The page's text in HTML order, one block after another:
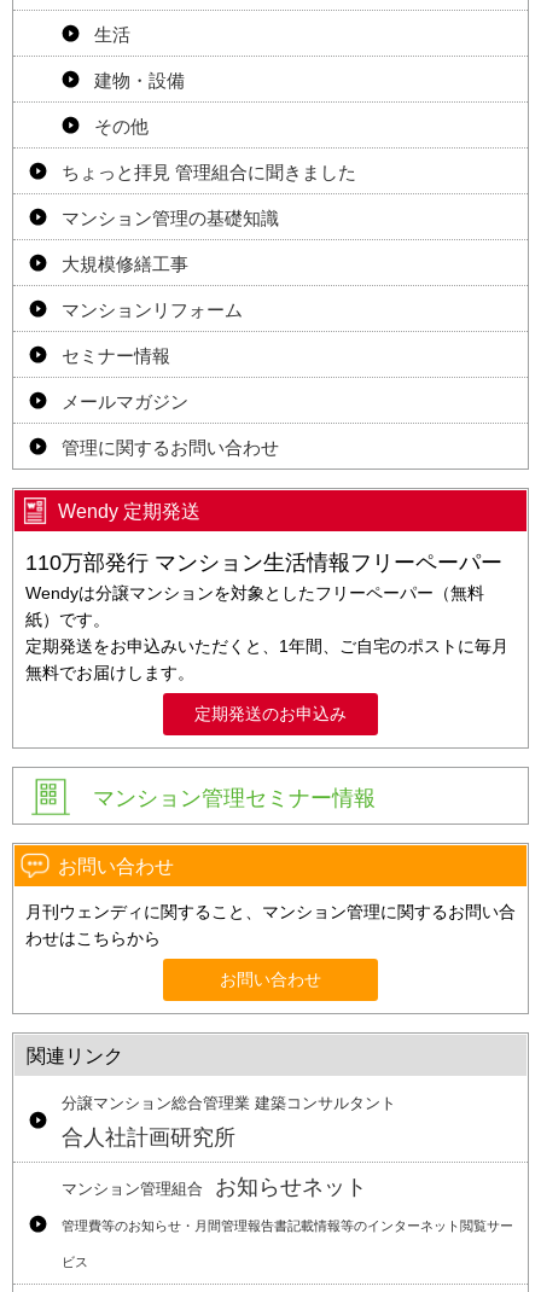
生活
建物・設備
その他
ちょっと拝見 管理組合に聞きました
マンション管理の基礎知識
大規模修繕工事
マンションリフォーム
セミナー情報
メールマガジン
管理に関するお問い合わせ
Wendy 定期発送
110万部発行 マンション生活情報フリーペーパー
Wendyは分譲マンションを対象としたフリーペーパー（無料
紙）です。
定期発送をお申込みいただくと、1年間、ご自宅のポストに毎月
無料でお届けします。
定期発送のお申込み
マンション管理セミナー情報
お問い合わせ
月刊ウェンディに関すること、マンション管理に関するお問い合
わせはこちらから
お問い合わせ
関連リンク
分譲マンション総合管理業 建築コンサルタント
合人社計画研究所
マンション管理組合 お知らせネット
管理費等のお知らせ・月間管理報告書記載情報等のインターネット閲覧サー
ビス